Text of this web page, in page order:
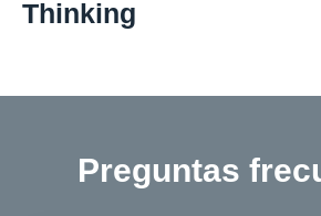
Thinking
Preguntas